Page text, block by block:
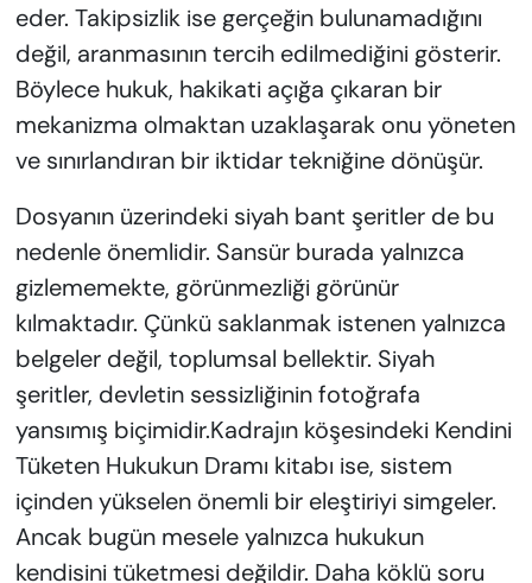
eder. Takipsizlik ise gerçeğin bulunamadığını
değil, aranmasının tercih edilmediğini gösterir.
Böylece hukuk, hakikati açığa çıkaran bir
mekanizma olmaktan uzaklaşarak onu yöneten
ve sınırlandıran bir iktidar tekniğine dönüşür.
Dosyanın üzerindeki siyah bant şeritler de bu
nedenle önemlidir. Sansür burada yalnızca
gizlememekte, görünmezliği görünür
kılmaktadır. Çünkü saklanmak istenen yalnızca
belgeler değil, toplumsal bellektir. Siyah
şeritler, devletin sessizliğinin fotoğrafa
yansımış biçimidir.Kadrajın köşesindeki Kendini
Tüketen Hukukun Dramı kitabı ise, sistem
içinden yükselen önemli bir eleştiriyi simgeler.
Ancak bugün mesele yalnızca hukukun
kendisini tüketmesi değildir. Daha köklü soru